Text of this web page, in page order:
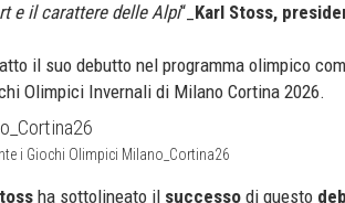
e il carattere delle Alpi“_ Karl Stoss,
il suo debutto nel programma olimpico
Olimpici Invernali di Milano Cortina 2026.
i Giochi Olimpici Milano_Cortina26
ha sottolineato il successo di questo